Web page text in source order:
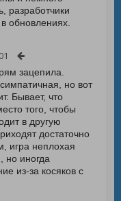
разработчики
обновлениях.
зацепила.
но вот
Бывает, что
того, чтобы
в другую
достаточно
игра неплохая
но иногда
из-за косяков с